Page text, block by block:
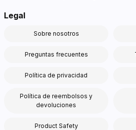
Legal
Sobre nosotros
Preguntas frecuentes
Política de privacidad
Política de reembolsos y
devoluciones
Product Safety